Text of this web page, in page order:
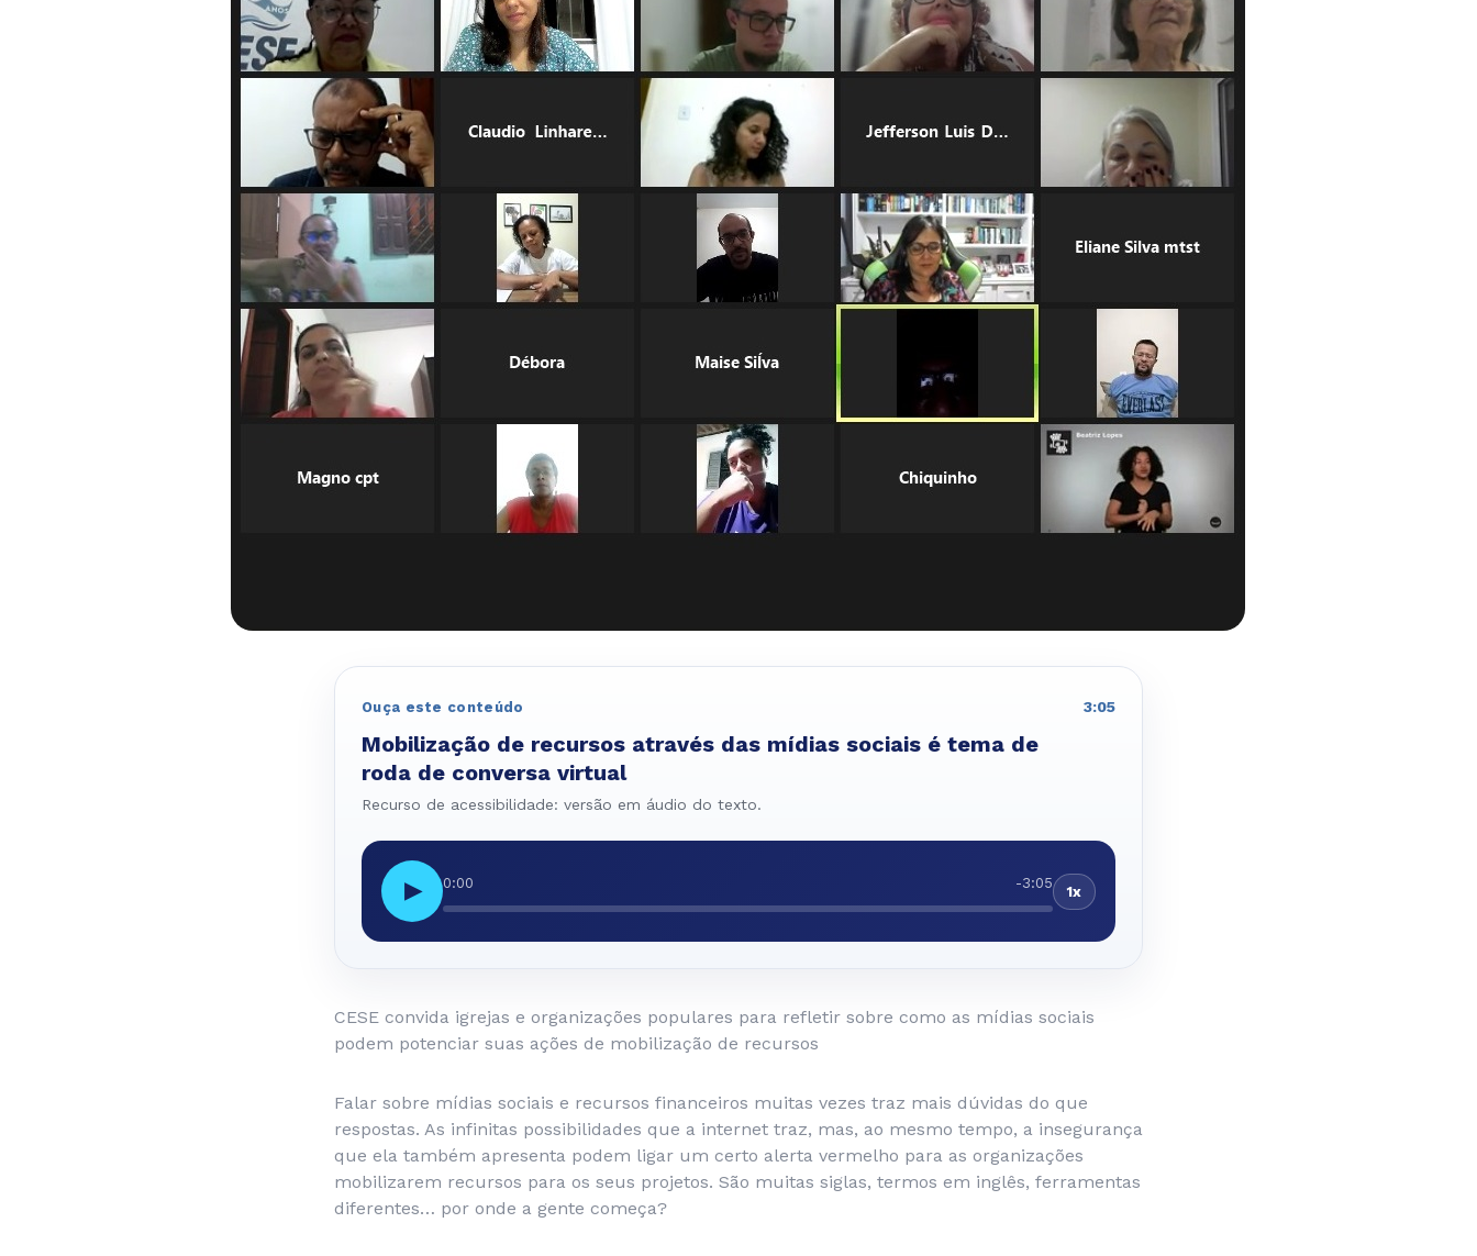
Ouça este conteúdo
Mobilização de recursos através das mídias sociais é tema de
roda de conversa virtual
Recurso de acessibilidade: versão em áudio do texto.
3:05
▶ 0:00 -3:05 1x
CESE convida igrejas e organizações populares para refletir sobre como as mídias sociais
podem potenciar suas ações de mobilização de recursos
Falar sobre mídias sociais e recursos financeiros muitas vezes traz mais dúvidas do que
respostas. As infinitas possibilidades que a internet traz, mas, ao mesmo tempo, a insegurança
que ela também apresenta podem ligar um certo alerta vermelho para as organizações
mobilizarem recursos para os seus projetos. São muitas siglas, termos em inglês, ferramentas
diferentes… por onde a gente começa?